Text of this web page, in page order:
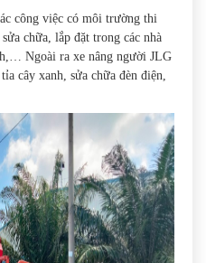
công việc có môi trường thi
chữa, lắp đặt trong các nhà
Ngoài ra xe nâng người JLG
cây xanh, sửa chữa đèn điện,